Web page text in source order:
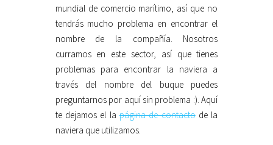
mundial de comercio marítimo, así que no
tendrás mucho problema en encontrar el
nombre de la compañía. Nosotros
curramos en este sector, así que tienes
problemas para encontrar la naviera a
través del nombre del buque puedes
preguntarnos por aquí sin problema :). Aquí
te dejamos el la página de contactode la
naviera que utilizamos.